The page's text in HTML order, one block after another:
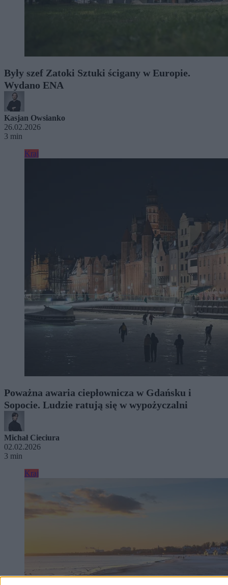
Były szef Zatoki Sztuki ścigany w Europie.
Wydano ENA
Kasjan Owsianko
26.02.2026
3 min
Kraj
Poważna awaria ciepłownicza w Gdańsku i
Sopocie. Ludzie ratują się w wypożyczalni
Michał Cieciura
02.02.2026
3 min
Kraj